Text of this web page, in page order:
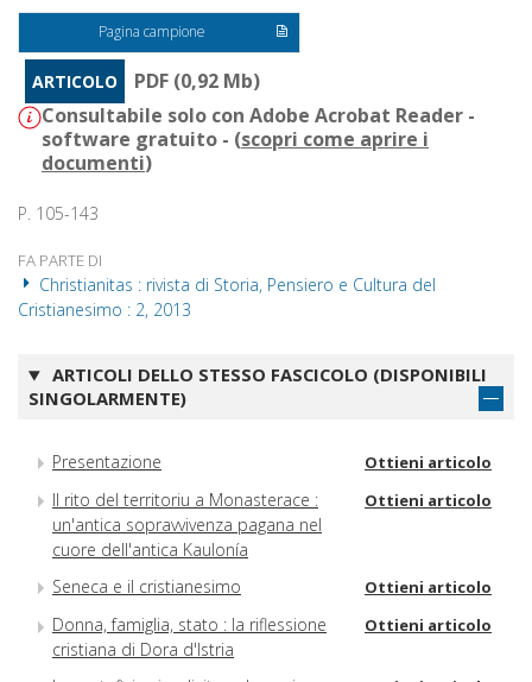
Pagina campione
ARTICOLO
PDF (0,92 Mb)
Consultabile solo con Adobe Acrobat Reader -
software gratuito - (scopri come aprire i
documenti)
P. 105-143
FA PARTE DI
Christianitas : rivista di Storia, Pensiero e Cultura del
Cristianesimo : 2, 2013
ARTICOLI DELLO STESSO FASCICOLO (DISPONIBILI
SINGOLARMENTE)
Presentazione Ottieni articolo
Il rito del territoriu a Monasterace :
un'antica sopravvivenza pagana nel
cuore dell'antica Kaulonía
Ottieni articolo
Seneca e il cristianesimo Ottieni articolo
Donna, famiglia, stato : la riflessione
cristiana di Dora d'Istria
Ottieni articolo